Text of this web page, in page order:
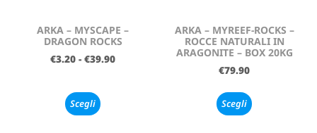
ARKA – MYSCAPE –
DRAGON ROCKS
€3.20 - €39.90
Scegli
ARKA – MYREEF-ROCKS –
ROCCE NATURALI IN
ARAGONITE – BOX 20KG
€79.90
Scegli